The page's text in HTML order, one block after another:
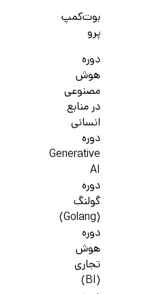
بوت‌کمپ
پرو
دوره
هوش
مصنوعی
در منابع
انسانی
دوره
Generative
AI
دوره
گولنگ
(Golang)
دوره
هوش
تجاری
(BI)